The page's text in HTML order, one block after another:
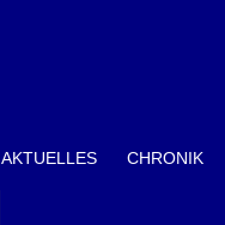
AKTUELLES CHRONIK